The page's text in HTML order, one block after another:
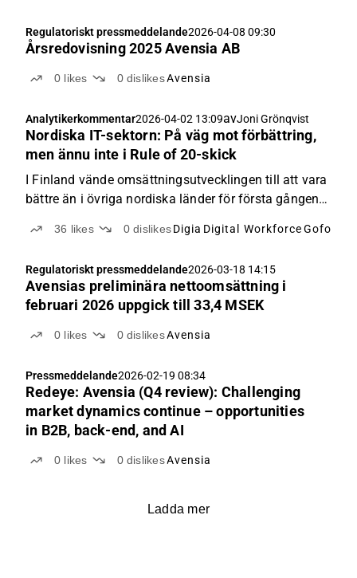
Regulatoriskt pressmeddelande2026-04-08 09:30
Årsredovisning 2025 Avensia AB
0 likes 0 dislikesAvensia
Analytikerkommentar2026-04-02 13:09avJoni Grönqvist
Nordiska IT-sektorn: På väg mot förbättring,
men ännu inte i Rule of 20-skick
I Finland vände omsättningsutvecklingen till att vara
bättre än i övriga nordiska länder för första gången
36 likes 0dislikesDigia Digital WorkforceGofore
Regulatoriskt pressmeddelande2026-03-18 14:15
Avensias preliminära nettoomsättning i
februari 2026 uppgick till 33,4 MSEK
0 likes 0 dislikesAvensia
Pressmeddelande2026-02-19 08:34
Redeye: Avensia (Q4 review): Challenging
market dynamics continue – opportunities
in B2B, back-end, and AI
0 likes 0 dislikesAvensia
Ladda mer